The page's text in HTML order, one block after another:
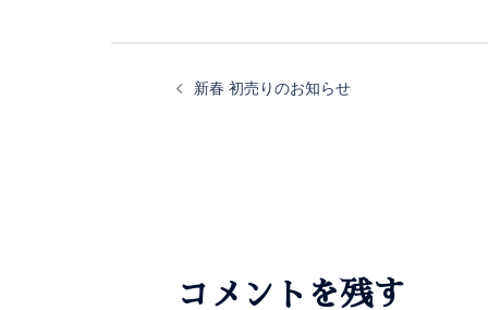
新春 初売りのお知らせ
コメントを残す